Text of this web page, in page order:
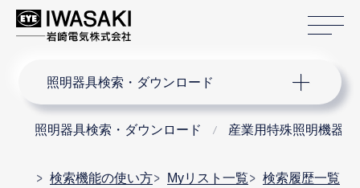
照明器具検索・ダウンロード
照明器具検索・ダウンロード 産業用特殊照明機器
検索機能の使い方 Myリスト一覧 検索履歴一覧